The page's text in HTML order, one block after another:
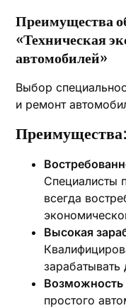
Преимущества
«Техническая
автомобилей»
Выбор
и ремонт
Преимущества:
Специалисты
всегда
Высокая
зарабатывать
Возможность
простого